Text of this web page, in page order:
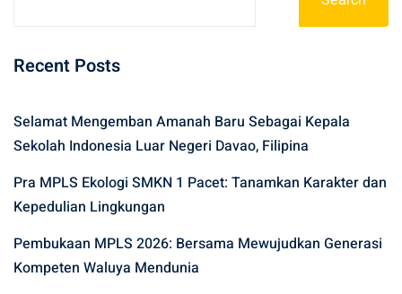
Recent Posts
Selamat Mengemban Amanah Baru Sebagai Kepala
Sekolah Indonesia Luar Negeri Davao, Filipina
Pra MPLS Ekologi SMKN 1 Pacet: Tanamkan Karakter dan
Kepedulian Lingkungan
Pembukaan MPLS 2026: Bersama Mewujudkan Generasi
Kompeten Waluya Mendunia